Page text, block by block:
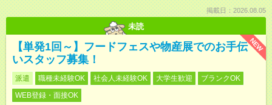
掲載日：2026.08.05
未読
NEW
【単発1回～】フードフェスや物産展でのお手伝
いスタッフ募集！
派遣 職種未経験OK 社会人未経験OK 大学生歓迎
ブランクOK
WEB登録・面接OK